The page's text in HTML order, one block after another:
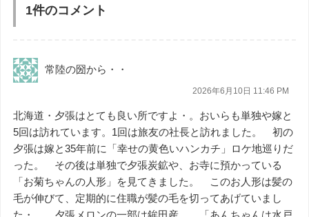
1件のコメント
常陸の圀から・・
2026年6月10日 11:46 PM
北海道・夕張はとても良い所ですよ・。おいらも単独や嫁と
5回は訪れています。1回は旅友の社長と訪れました。 初の
夕張は嫁と35年前に「幸せの黄色いハンカチ」ロケ地巡りだ
った。 その後は単独で夕張炭鉱や、お寺に預かっている
「お菊ちゃんの人形」を見てきました。 このお人形は髪の
毛が伸びて、定期的に住職が髪の毛を切ってあげていまし